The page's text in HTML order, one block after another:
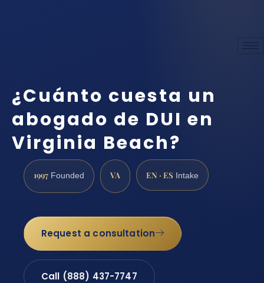
¿Cuánto cuesta un
abogado de DUI en
Virginia Beach?
1997 Founded VA EN · ES Intake
Request a consultation
Call (888) 437-7747